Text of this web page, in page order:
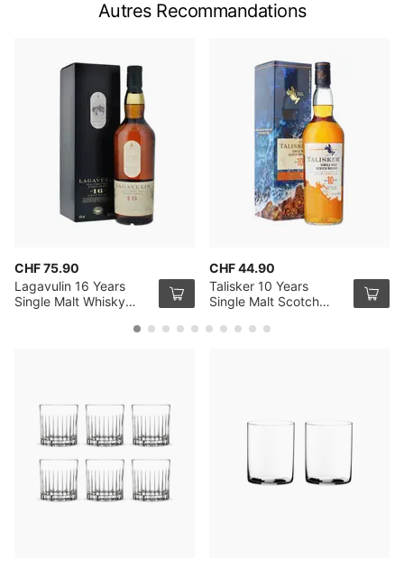
Autres Recommandations
CHF 75.90
Lagavulin 16 Years
Single Malt Whisky
CHF 44.90
Talisker 10 Years
Single Malt Scotch